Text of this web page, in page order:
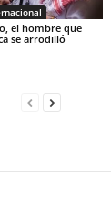
el hombre que
se arrodilló